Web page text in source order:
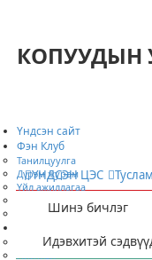
КОПУУДЫН
Үндсэн сайт
Фэн Клуб
Танилцуулга
Дүрэм журам
Үйл ажиллагаа
Хамтран ажиллах
Гишүүнээр элсэх
Ярилцлага
ҮНДСЭН ЦЭС
Шинэ бичлэг
Идэвхитэй